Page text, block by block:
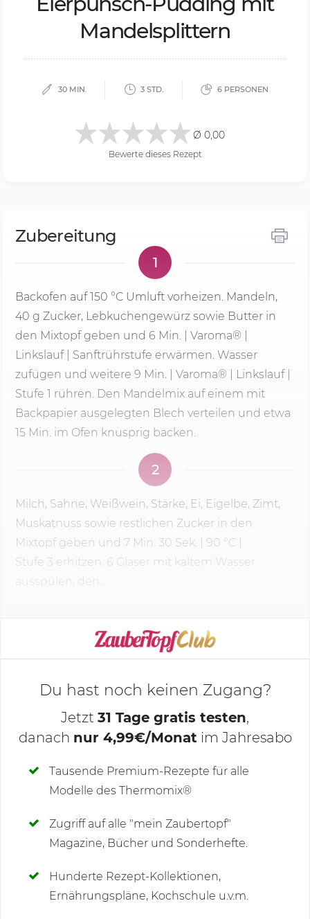
Man­del­split­tern
30 MIN. 3 STD. 6 PERSONEN
Ø 0,00
Bewerte dieses Rezept
Zubereitung
1
Backofen auf150 °C Umluft vorheizen. Mandeln,
40 g Zucker, Lebkuchengewürz sowie Butter in
den Mixtopf geben und 6 Min.
| Varoma® |
Linkslauf | Sanftrührstufe erwärmen. Wasser
zufügen und weitere 9 Min. | Varoma® | Linkslauf |
Stufe 1 rühren. Den Mandelmix auf einem mit
Backpapier ausgelegten Blech verteilen und etwa
15 Min. im Ofen knusprig backen.
2
Milch, Sahne, Weißwein, Stärke, Ei, Eigelbe, Zimt,
Muskatnuss sowie restlichen Zucker in den
Mixtopf geben und 7 Min. 30 Sek.
| 90 °C |
Stufe 3 erhitzen. 6 Gläser mit kaltem Wasser
ausspülen, den...
KOCHMODUS STARTEN
Deine Notizen
Du hast noch keinen Zugang?
Jetzt 31 Tage gratis testen,
danach nur 4,99€/Monat im Jahresabo
Tausende Premium-Rezepte für alle
Modelle des Thermomix®
Zugriff auf alle "mein Zaubertopf"
Magazine, Bücher und Sonderhefte.
Hunderte Rezept-Kollektionen,
Ernährungspläne, Kochschule u.v.m.
Kommentare